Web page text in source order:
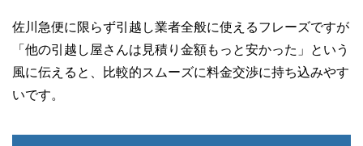
佐川急便に限らず引越し業者全般に使えるフレーズですが
「他の引越し屋さんは見積り金額もっと安かった」という
風に伝えると、比較的スムーズに料金交渉に持ち込みやす
いです。